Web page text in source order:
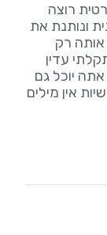
רוצה
ונותנת את
אותה רק
עדין
אתה יוכל גם
אין מילים